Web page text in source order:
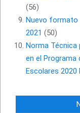
(56)
Nuevo formato
2021 (50)
Norma Técnica
en el Programa
Escolares 2020